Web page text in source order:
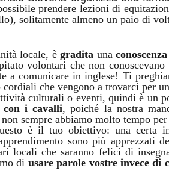
prendere lezioni di
solitamente almeno un paio di
locale, ègradita una
volontari che non
a comunicare in inglese! Ti
che vengono a trovarci per
culturali o eventi, quindi è un
con i cavalli, poiché la nostra
sempre abbiamo molto tempo
è il tuo obiettivo: una certa
sono più apprezzati
locali che saranno felici di
di usare parole vostre invece di